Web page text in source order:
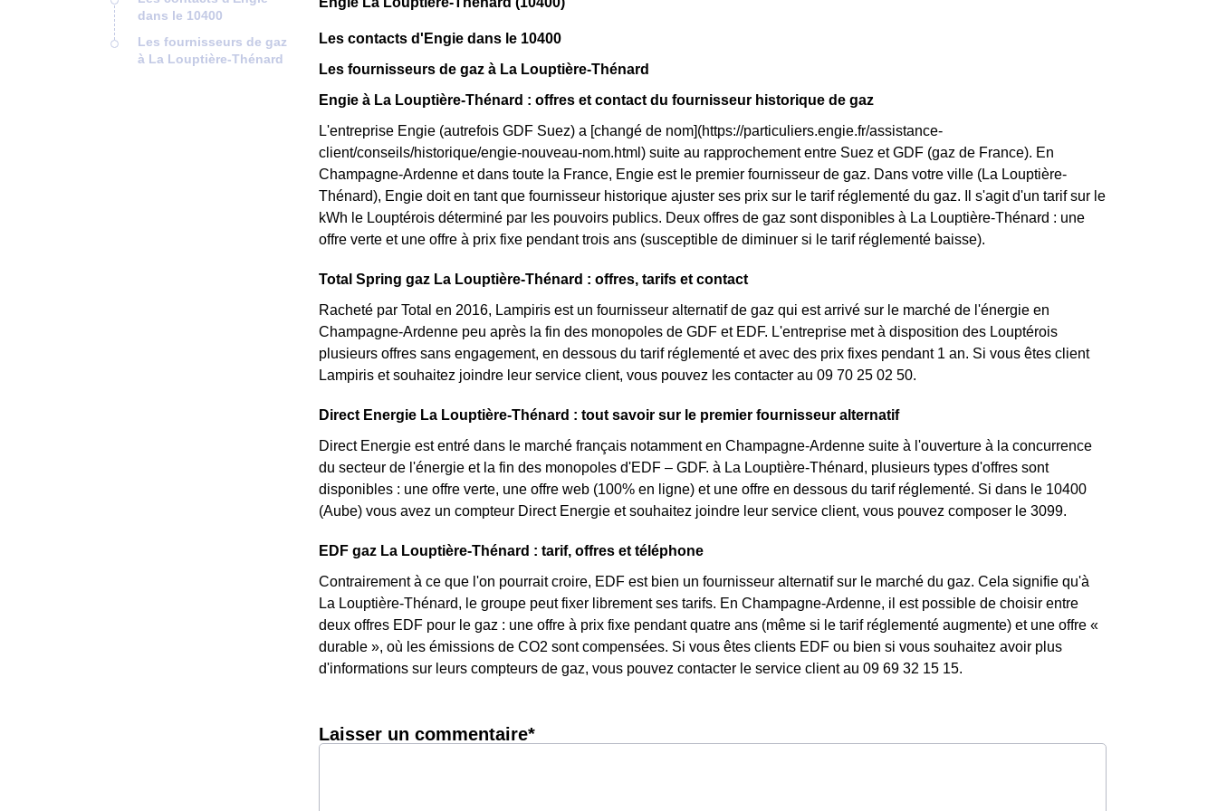
dans le 10400
Les fournisseurs de gaz
à La Louptière-Thénard
Les contacts d'Engie dans le 10400
Les fournisseurs de gaz à La Louptière-Thénard
Engie à La Louptière-Thénard : offres et contact du fournisseur historique de gaz
L'entreprise Engie (autrefois GDF Suez) a [changé de nom](https://particuliers.engie.fr/assistance-
client/conseils/historique/engie-nouveau-nom.html) suite au rapprochement entre Suez et GDF (gaz de France). En
Champagne-Ardenne et dans toute la France, Engie est le premier fournisseur de gaz. Dans votre ville (La Louptière-
Thénard), Engie doit en tant que fournisseur historique ajuster ses prix sur le tarif réglementé du gaz. Il s'agit d'un tarif sur le
kWh le Louptérois déterminé par les pouvoirs publics. Deux offres de gaz sont disponibles à La Louptière-Thénard : une
offre verte et une offre à prix fixe pendant trois ans (susceptible de diminuer si le tarif réglementé baisse).
Total Spring gaz La Louptière-Thénard : offres, tarifs et contact
Racheté par Total en 2016, Lampiris est un fournisseur alternatif de gaz qui est arrivé sur le marché de l'énergie en
Champagne-Ardenne peu après la fin des monopoles de GDF et EDF. L'entreprise met à disposition des Louptérois
plusieurs offres sans engagement, en dessous du tarif réglementé et avec des prix fixes pendant 1 an. Si vous êtes client
Lampiris et souhaitez joindre leur service client, vous pouvez les contacter au 09 70 25 02 50.
Direct Energie La Louptière-Thénard : tout savoir sur le premier fournisseur alternatif
Direct Energie est entré dans le marché français notamment en Champagne-Ardenne suite à l'ouverture à la concurrence
du secteur de l'énergie et la fin des monopoles d'EDF – GDF. à La Louptière-Thénard, plusieurs types d'offres sont
disponibles : une offre verte, une offre web (100% en ligne) et une offre en dessous du tarif réglementé. Si dans le 10400
(Aube) vous avez un compteur Direct Energie et souhaitez joindre leur service client, vous pouvez composer le 3099.
EDF gaz La Louptière-Thénard : tarif, offres et téléphone
Contrairement à ce que l'on pourrait croire, EDF est bien un fournisseur alternatif sur le marché du gaz. Cela signifie qu'à
La Louptière-Thénard, le groupe peut fixer librement ses tarifs. En Champagne-Ardenne, il est possible de choisir entre
deux offres EDF pour le gaz : une offre à prix fixe pendant quatre ans (même si le tarif réglementé augmente) et une offre «
durable », où les émissions de CO2 sont compensées. Si vous êtes clients EDF ou bien si vous souhaitez avoir plus
d'informations sur leurs compteurs de gaz, vous pouvez contacter le service client au 09 69 32 15 15.
Laisser un commentaire*